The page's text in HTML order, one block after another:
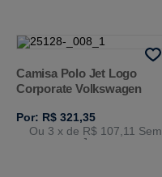
Camisa Polo Jet Logo
Corporate Volkswagen
Por: R$ 321,35
Ou 3 x de R$ 107,11 Sem
Juros